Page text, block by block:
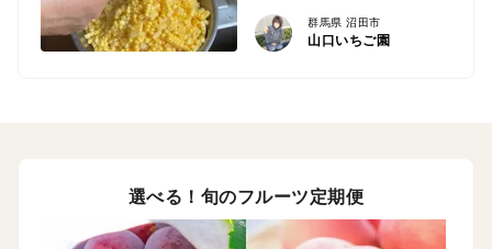
群馬県 沼田市
山口いちご園
選べる！旬のフルーツ定期便